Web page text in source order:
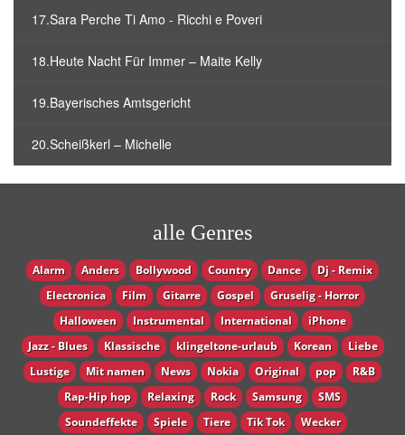
17.Sara Perche Ti Amo - Ricchi e Poveri
18.Heute Nacht Für Immer – Maite Kelly
19.Bayerisches Amtsgericht
20.Scheißkerl – Michelle
alle Genres
Alarm Anders Bollywood Country Dance
Dj - Remix
Electronica
Film Gitarre Gospel
Gruselig - Horror
Halloween
Instrumental International
iPhone
Jazz - Blues
Klassische klingeltone-urlaub Korean
Liebe
Lustige
Mit namen News Nokia Original pop
R&B
Rap-Hip hop
Relaxing Rock Samsung
SMS
Soundeffekte
Spiele Tiere Tik Tok Wecker